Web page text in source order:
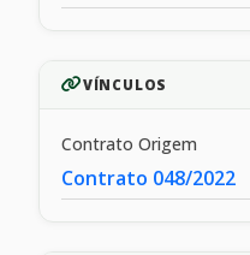
VÍNCULOS
Contrato Origem
Contrato 048/2022